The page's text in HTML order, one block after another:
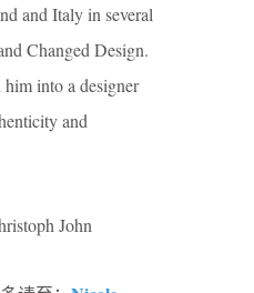
and Italy in several
Changed Design.
into a designer
and
John